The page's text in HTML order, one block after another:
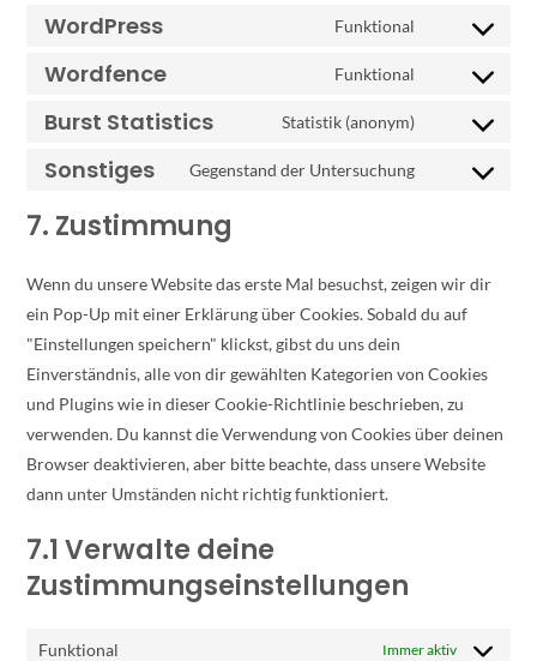
WordPress Funktional
Wordfence Funktional
Burst Statistics Statistik (anonym)
Sonstiges Gegenstand der Untersuchung
7. Zustimmung
Wenn du unsere Website das erste Mal besuchst, zeigen wir dir
ein Pop-Up mit einer Erklärung über Cookies. Sobald du auf
"Einstellungen speichern" klickst, gibst du uns dein
Einverständnis, alle von dir gewählten Kategorien von Cookies
und Plugins wie in dieser Cookie-Richtlinie beschrieben, zu
verwenden. Du kannst die Verwendung von Cookies über deinen
Browser deaktivieren, aber bitte beachte, dass unsere Website
dann unter Umständen nicht richtig funktioniert.
7.1 Verwalte deine
Zustimmungseinstellungen
Funktional Immer aktiv